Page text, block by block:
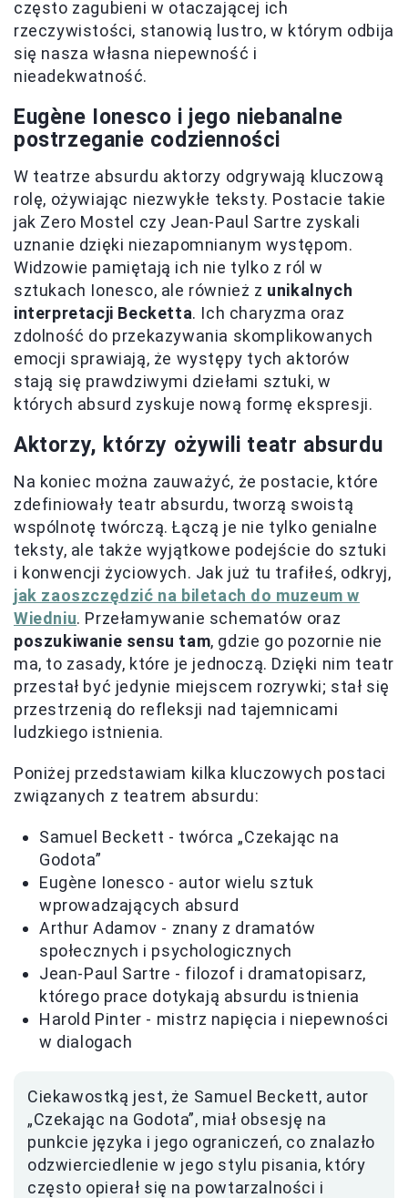
często zagubieni w otaczającej ich
rzeczywistości, stanowią lustro, w którym odbija
się nasza własna niepewność i
nieadekwatność.
Eugène Ionesco i jego niebanalne
postrzeganie codzienności
W teatrze absurdu aktorzy odgrywają kluczową
rolę, ożywiając niezwykłe teksty. Postacie takie
jak Zero Mostel czy Jean-Paul Sartre zyskali
uznanie dzięki niezapomnianym występom.
Widzowie pamiętają ich nie tylko z ról w
sztukach Ionesco, ale również z unikalnych
interpretacji Becketta. Ich charyzma oraz
zdolność do przekazywania skomplikowanych
emocji sprawiają, że występy tych aktorów
stają się prawdziwymi dziełami sztuki, w
których absurd zyskuje nową formę ekspresji.
Aktorzy, którzy ożywili teatr absurdu
Na koniec można zauważyć, że postacie, które
zdefiniowały teatr absurdu, tworzą swoistą
wspólnotę twórczą. Łączą je nie tylko genialne
teksty, ale także wyjątkowe podejście do sztuki
i konwencji życiowych. Jak już tu trafiłeś, odkryj,
jak zaoszczędzić na biletach do muzeum w
Wiedniu. Przełamywanie schematów oraz
poszukiwanie sensu tam, gdzie go pozornie nie
ma, to zasady, które je jednoczą. Dzięki nim teatr
przestał być jedynie miejscem rozrywki; stał się
przestrzenią do refleksji nad tajemnicami
ludzkiego istnienia.
Poniżej przedstawiam kilka kluczowych postaci
związanych z teatrem absurdu:
Samuel Beckett - twórca „Czekając na
Godota”
Eugène Ionesco - autor wielu sztuk
wprowadzających absurd
Arthur Adamov - znany z dramatów
społecznych i psychologicznych
Jean-Paul Sartre - filozof i dramatopisarz,
którego prace dotykają absurdu istnienia
Harold Pinter - mistrz napięcia i niepewności
w dialogach
Ciekawostką jest, że Samuel Beckett, autor
„Czekając na Godota”, miał obsesję na
punkcie języka i jego ograniczeń, co znalazło
odzwierciedlenie w jego stylu pisania, który
często opierał się na powtarzalności i